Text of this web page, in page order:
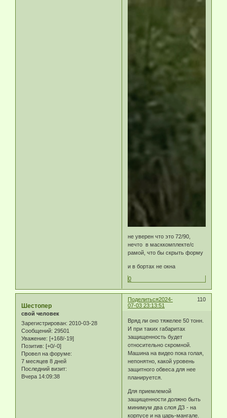
не уверен что это 72/90,
нечто в масккомплекте/с
рамой, что бы скрыть форму
и в бортах не окна
0
Поделиться 110
2024-
07-03 23:13:51
Шестопер
свой человек
Зарегистрирован: 2010-03-28
Сообщений: 29501
Уважение: [+168/-19]
Позитив: [+0/-0]
Провел на форуме:
7 месяцев 8 дней
Последний визит:
Вчера 14:09:38
Вряд ли оно тяжелее 50 тонн.
И при таких габаритах
защищенность будет
относительно скромной.
Машина на видео пока голая,
непонятно, какой уровень
защитного обвеса для нее
планируется.
Для приемлемой
защищенности должно быть
минимум два слоя ДЗ - на
корпусе и на царь-мангале.